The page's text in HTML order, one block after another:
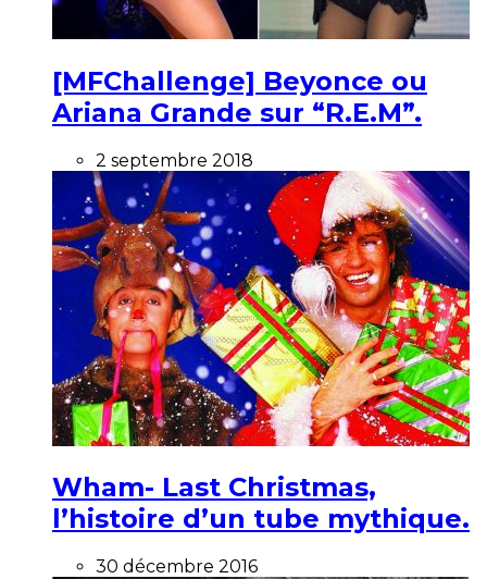
[MFChallenge] Beyonce ou
Ariana Grande sur “R.E.M”.
2 septembre 2018
Wham- Last Christmas,
l’histoire d’un tube mythique.
30 décembre 2016